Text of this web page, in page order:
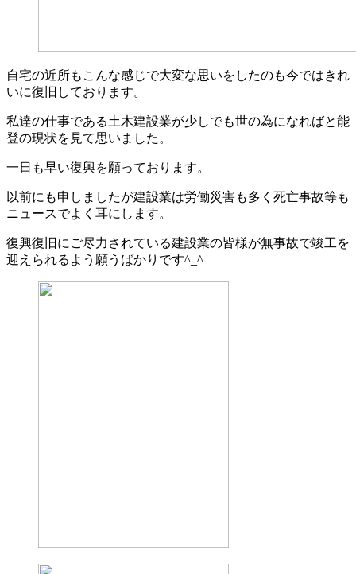
自宅の近所もこんな感じで大変な思いをしたのも今ではきれ
いに復旧しております。
私達の仕事である土木建設業が少しでも世の為になればと能
登の現状を見て思いました。
一日も早い復興を願っております。
以前にも申しましたが建設業は労働災害も多く死亡事故等も
ニュースでよく耳にします。
復興復旧にご尽力されている建設業の皆様が無事故で竣工を
迎えられるよう願うばかりです^_^